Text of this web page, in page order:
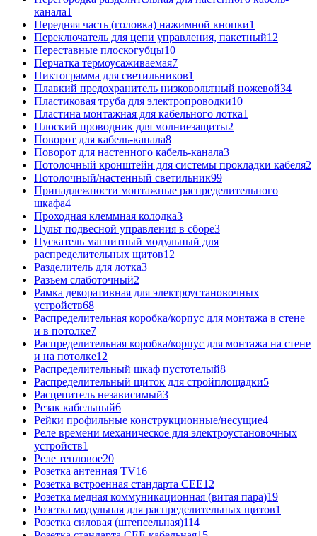
канала1
Передняя часть (головка) нажимной кнопки1
Переключатель для цепи управления, пакетный12
Переставные плоскогубцы10
Перчатка термоусаживаемая7
Пиктограмма для светильников1
Плавкий предохранитель низковольтный ножевой34
Пластиковая труба для электропроводки10
Пластина монтажная для кабельного лотка1
Плоский проводник для молниезащиты2
Поворот для кабель-канала8
Поворот для настенного кабель-канала3
Потолочный кронштейн для системы прокладки кабеля2
Потолочный/настенный светильник99
Принадлежности монтажные распределительного
шкафа4
Проходная клеммная колодка3
Пульт подвесной управления в сборе3
Пускатель магнитный модульный для
распределительных щитов12
Разделитель для лотка3
Разъем слаботочный2
Рамка декоративная для электроустановочных
устройств68
Распределительная коробка/корпус для монтажа в стене
и в потолке7
Распределительная коробка/корпус для монтажа на стене
и на потолке12
Распределительный шкаф пустотелый8
Распределительный щиток для стройплощадки5
Расцепитель независимый3
Резак кабельный6
Рейки профильные конструкционные/несущие4
Реле времени механическое для электроустановочных
устройств1
Реле тепловое20
Розетка антенная TV16
Розетка встроенная стандарта CEE12
Розетка медная коммуникационная (витая пара)19
Розетка модульная для распределительных щитов1
Розетка силовая (штепсельная)114